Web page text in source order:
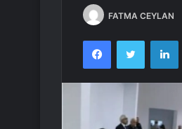
FATMA CEYLAN
FacebookTwitter